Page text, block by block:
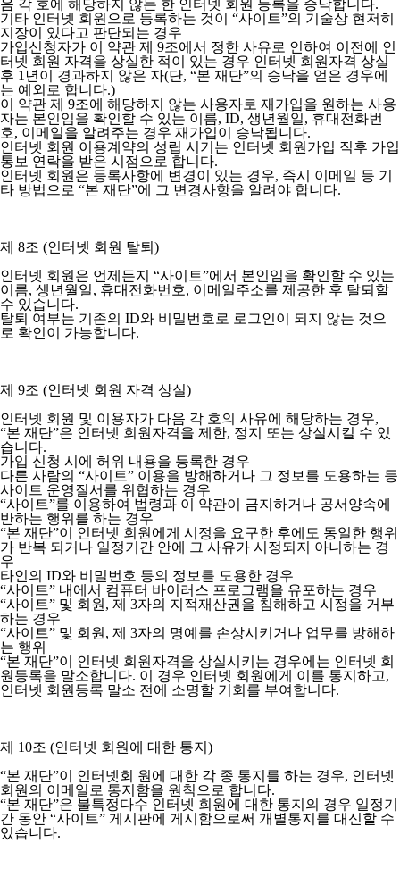
음 각 호에 해당하지 않는 한 인터넷 회원 등록을 승낙합니다.
기타 인터넷 회원으로 등록하는 것이 “사이트”의 기술상 현저히
지장이 있다고 판단되는 경우
가입신청자가 이 약관 제 9조에서 정한 사유로 인하여 이전에 인
터넷 회원 자격을 상실한 적이 있는 경우 인터넷 회원자격 상실
후 1년이 경과하지 않은 자(단, “본 재단”의 승낙을 얻은 경우에
는 예외로 합니다.)
이 약관 제 9조에 해당하지 않는 사용자로 재가입을 원하는 사용
자는 본인임을 확인할 수 있는 이름, ID, 생년월일, 휴대전화번
호, 이메일을 알려주는 경우 재가입이 승낙됩니다.
인터넷 회원 이용계약의 성립 시기는 인터넷 회원가입 직후 가입
통보 연락을 받은 시점으로 합니다.
인터넷 회원은 등록사항에 변경이 있는 경우, 즉시 이메일 등 기
타 방법으로 “본 재단”에 그 변경사항을 알려야 합니다.
제 8조 (인터넷 회원 탈퇴)
인터넷 회원은 언제든지 “사이트”에서 본인임을 확인할 수 있는
이름, 생년월일, 휴대전화번호, 이메일주소를 제공한 후 탈퇴할
수 있습니다.
탈퇴 여부는 기존의 ID와 비밀번호로 로그인이 되지 않는 것으
로 확인이 가능합니다.
제 9조 (인터넷 회원 자격 상실)
인터넷 회원 및 이용자가 다음 각 호의 사유에 해당하는 경우,
“본 재단”은 인터넷 회원자격을 제한, 정지 또는 상실시킬 수 있
습니다.
가입 신청 시에 허위 내용을 등록한 경우
다른 사람의 “사이트” 이용을 방해하거나 그 정보를 도용하는 등
사이트 운영질서를 위협하는 경우
“사이트”를 이용하여 법령과 이 약관이 금지하거나 공서양속에
반하는 행위를 하는 경우
“본 재단”이 인터넷 회원에게 시정을 요구한 후에도 동일한 행위
가 반복 되거나 일정기간 안에 그 사유가 시정되지 아니하는 경
우
타인의 ID와 비밀번호 등의 정보를 도용한 경우
“사이트” 내에서 컴퓨터 바이러스 프로그램을 유포하는 경우
“사이트” 및 회원, 제 3자의 지적재산권을 침해하고 시정을 거부
하는 경우
“사이트” 및 회원, 제 3자의 명예를 손상시키거나 업무를 방해하
는 행위
“본 재단”이 인터넷 회원자격을 상실시키는 경우에는 인터넷 회
원등록을 말소합니다. 이 경우 인터넷 회원에게 이를 통지하고,
인터넷 회원등록 말소 전에 소명할 기회를 부여합니다.
제 10조 (인터넷 회원에 대한 통지)
“본 재단”이 인터넷회 원에 대한 각 종 통지를 하는 경우, 인터넷
회원의 이메일로 통지함을 원칙으로 합니다.
“본 재단”은 불특정다수 인터넷 회원에 대한 통지의 경우 일정기
간 동안 “사이트” 게시판에 게시함으로써 개별통지를 대신할 수
있습니다.